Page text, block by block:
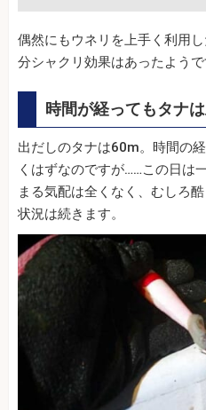
偶然にもウネリを上手く利用
分シャクリ効果はあったようで
時間が経ってもタナ
出だしのタナは60m。時間の
くはずなのですが……この日は
まる気配は全くなく、むしろ
状況は続きます。